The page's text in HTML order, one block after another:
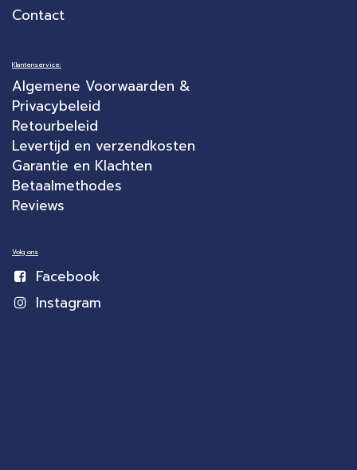
Contact
Klantenservice:
Algemene Voorwaarden &
Privacybeleid
Retourbeleid
Levertijd en verzendkosten
Garantie en Klachten
Betaalmethodes
Reviews
Volg ons
Facebook
Instagram